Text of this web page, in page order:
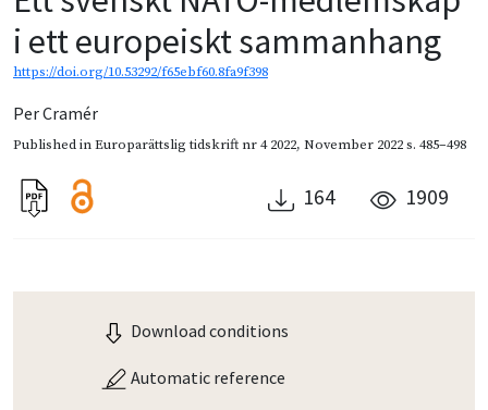
i ett europeiskt sammanhang
https://doi.org/10.53292/f65ebf60.8fa9f398
Per Cramér
Published inEuroparättslig tidskrift nr 4 2022, November 2022s. 485–498
164 1909
Download conditions
Automatic reference